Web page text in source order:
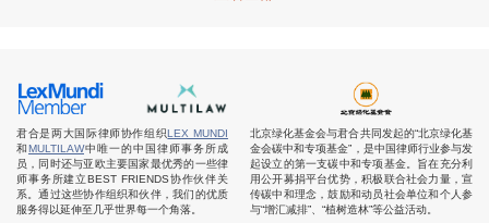
君合是两大国际律师协作组织LEX MUNDI
和MULTILAW中唯一的中国律师事务所成
员，同时还与亚欧主要国家最优秀的一些律
师事务所建立BEST FRIENDS协作伙伴关
系。通过这些协作组织和伙伴，我们的优质
服务得以延伸至几乎世界每一个角落。
北京绿化基金会与君合共同发起的“北京绿化基
金会碳中和专项基金”，是中国律师行业参与发
起设立的第一支碳中和专项基金。旨在充分利
用公开募捐平台优势，积极联合社会力量，宣
传碳中和理念，鼓励和动员社会单位和个人参
与“增汇减排”、“植树造林”等公益活动。